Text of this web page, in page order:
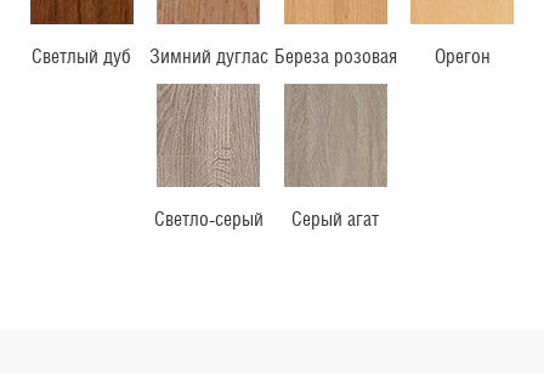
Светлый дуб Зимний дуглас Береза розовая Орегон
Светло-серый Серый агат